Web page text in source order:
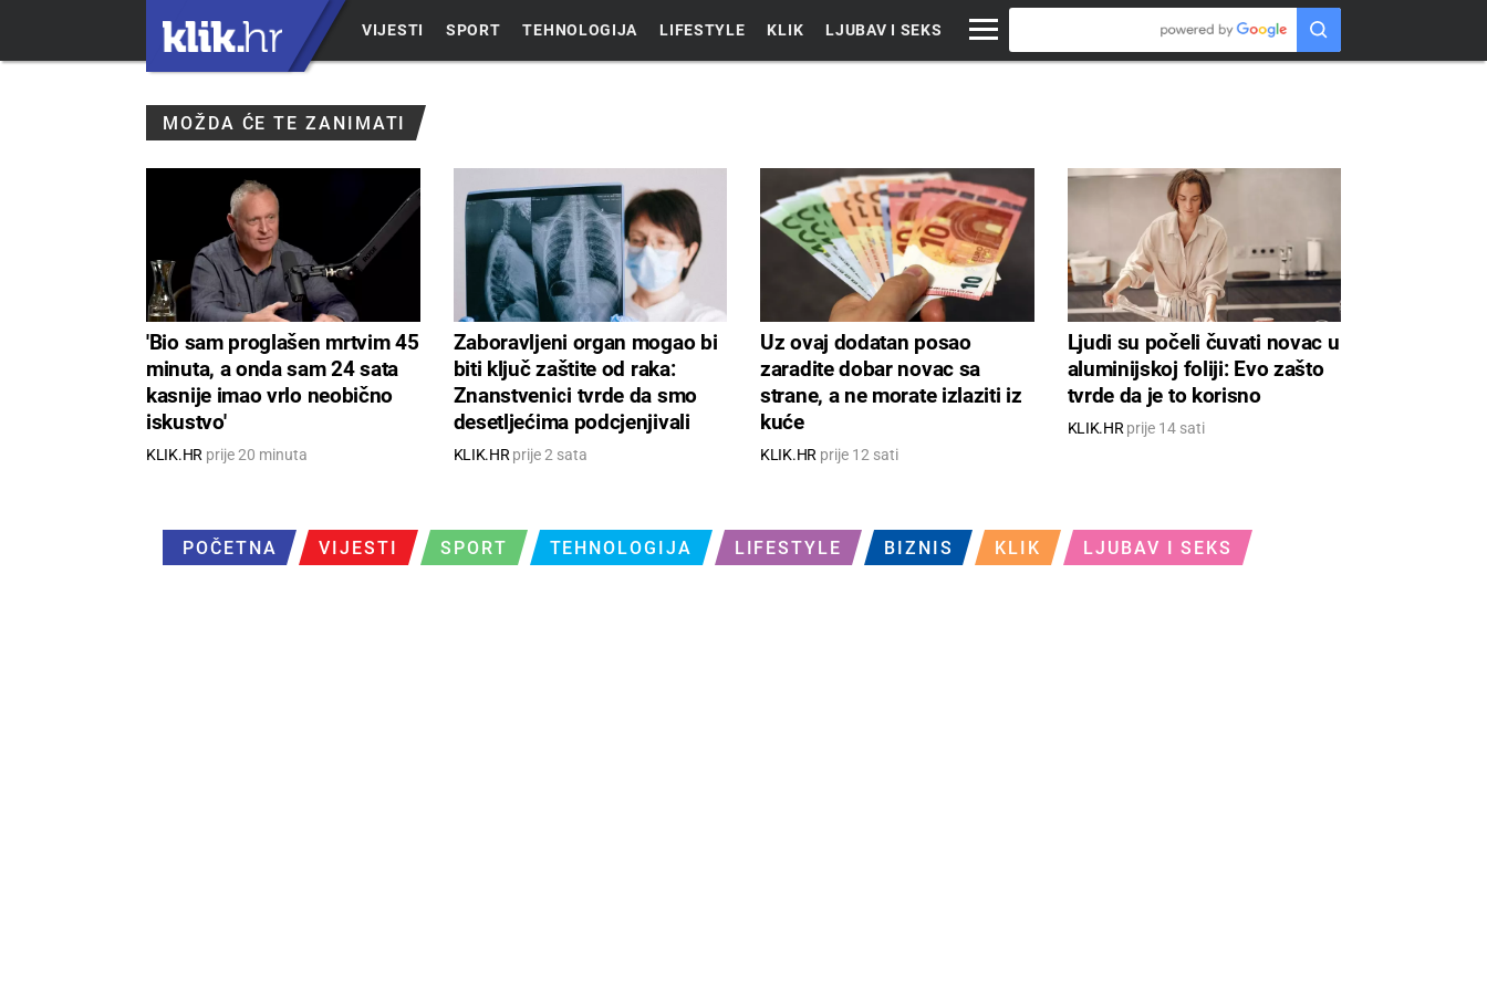
VIJESTI SPORT TEHNOLOGIJA LIFESTYLE KLIK LJUBAV I SEKS
MOŽDA ĆE TE ZANIMATI
'Bio sam proglašen mrtvim 45
minuta, a onda sam 24 sata
kasnije imao vrlo neobično
iskustvo'
KLIK.HRprije 20 minuta
Zaboravljeni organ mogao bi
biti ključ zaštite od raka:
Znanstvenici tvrde da smo
desetljećima podcjenjivali
njegovu ulogu
KLIK.HRprije 2 sata
Uz ovaj dodatan posao
zaradite dobar novac sa
strane, a ne morate izlaziti iz
kuće
KLIK.HRprije 12 sati
Ljudi su počeli čuvati novac u
aluminijskoj foliji: Evo zašto
tvrde da je to korisno
KLIK.HRprije 14 sati
POČETNA VIJESTI SPORT TEHNOLOGIJA LIFESTYLE BIZNIS KLIK LJUBAV I SEKS